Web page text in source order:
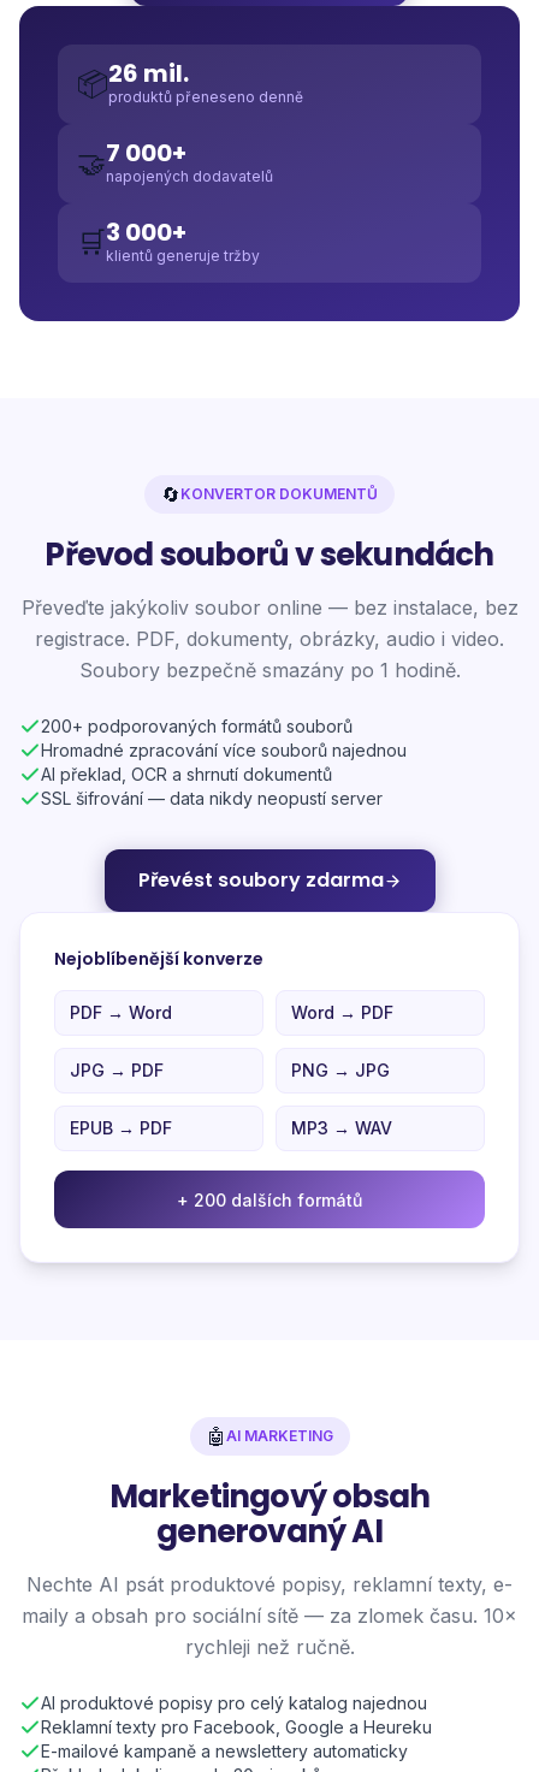
📦26 mil.
produktů přeneseno denně
🤝7 000+
napojených dodavatelů
🛒3 000+
klientů generuje tržby
🔄 KONVERTOR DOKUMENTŮ
Převod souborů v sekundách
Převeďte jakýkoliv soubor online — bez instalace, bez
registrace. PDF, dokumenty, obrázky, audio i video.
Soubory bezpečně smazány po 1 hodině.
200+ podporovaných formátů souborů
Hromadné zpracování více souborů najednou
AI překlad, OCR a shrnutí dokumentů
SSL šifrování — data nikdy neopustí server
Převést soubory zdarma
Nejoblíbenější konverze
PDF → Word Word → PDF
JPG → PDF PNG → JPG
EPUB → PDF MP3 → WAV
+ 200 dalších formátů
🤖 AI MARKETING
Marketingový obsah
generovaný AI
Nechte AI psát produktové popisy, reklamní texty, e-
maily a obsah pro sociální sítě — za zlomek času. 10×
rychleji než ručně.
AI produktové popisy pro celý katalog najednou
Reklamní texty pro Facebook, Google a Heureku
E-mailové kampaně a newslettery automaticky